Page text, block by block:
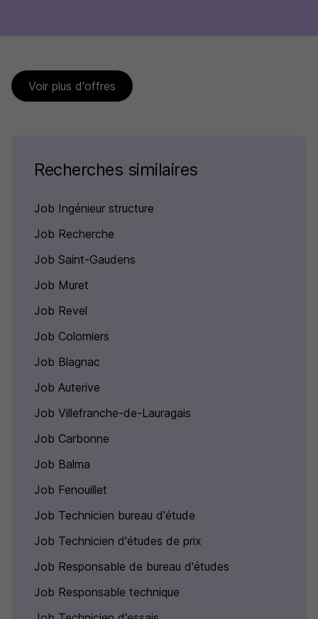
Voir plus d'offres
Recherches similaires
Job Ingénieur structure
Job Recherche
Job Saint-Gaudens
Job Muret
Job Revel
Job Colomiers
Job Blagnac
Job Auterive
Job Villefranche-de-Lauragais
Job Carbonne
Job Balma
Job Fenouillet
Job Technicien bureau d'étude
Job Technicien d'études de prix
Job Responsable de bureau d'études
Job Responsable technique